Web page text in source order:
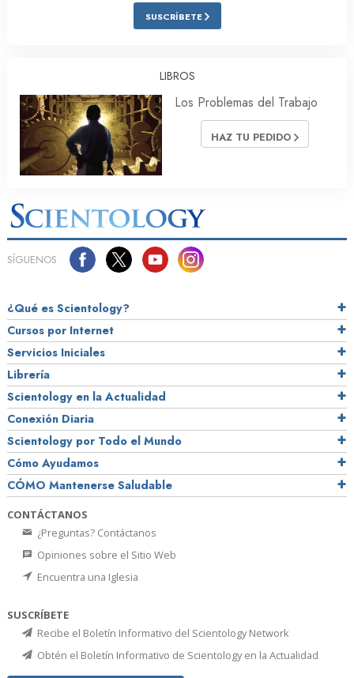
SUSCRÍBETE
LIBROS
Los Problemas del Trabajo
HAZ TU PEDIDO
SÍGUENOS
¿Qué es Scientology?
Cursos por Internet
Servicios Iniciales
Librería
Scientology en la Actualidad
Conexión Diaria
Scientology por Todo el Mundo
Cómo Ayudamos
CÓMO Mantenerse Saludable
CONTÁCTANOS
¿Preguntas? Contáctanos
Opiniones sobre el Sitio Web
Encuentra una Iglesia
SUSCRÍBETE
Recibe el Boletín Informativo del Scientology Network
Obtén el Boletín Informativo de Scientology en la Actualidad